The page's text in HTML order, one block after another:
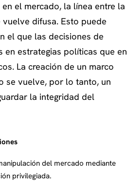
el mercado, la línea entre la
difusa. Esto puede
el que las decisiones de
en estrategias políticas que en
La creación de un marco
se vuelve, por lo tanto, un
la integridad del
del mercado mediante
privilegiada.